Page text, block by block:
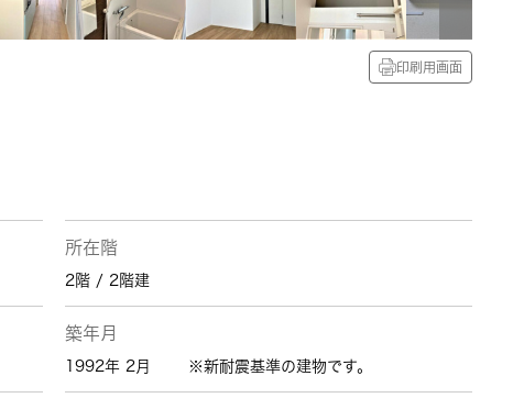
印刷用画面
所在階
2階 / 2階建
築年月
1992年 2月 ※新耐震基準の建物です。